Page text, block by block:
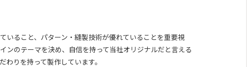
いること、パターン・縫製技術が優れていることを重要視
ンのテーマを決め、自信を持って当社オリジナルだと言える
わりを持って製作しています。